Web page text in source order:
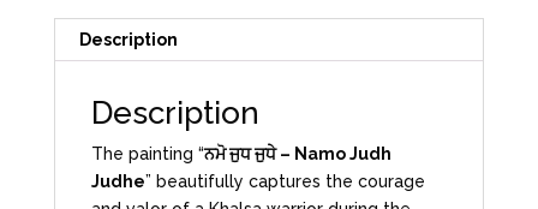
Description
Description
The painting “ਨਮੋ ਜੁਧ ਜੁਧੇ – Namo Judh
Judhe” beautifully captures the courage